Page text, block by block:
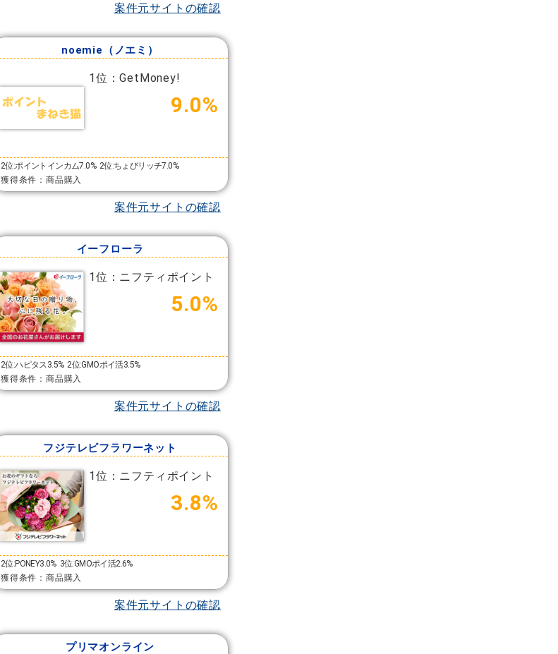
案件元サイトの確認
noemie（ノエミ）
1位：GetMoney!
9.0%
2位:ポイントインカム7.0% 2位:ちょびリッチ7.0%
獲得条件：商品購入
案件元サイトの確認
イーフローラ
1位：ニフティポイント
5.0%
2位:ハピタス3.5% 2位:GMOポイ活3.5%
獲得条件：商品購入
案件元サイトの確認
フジテレビフラワーネット
1位：ニフティポイント
3.8%
2位:PONEY3.0% 3位:GMOポイ活2.6%
獲得条件：商品購入
案件元サイトの確認
プリマオンライン